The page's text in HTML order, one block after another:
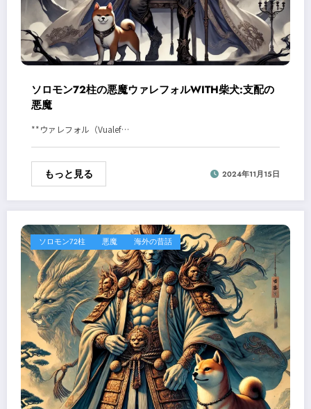
ソロモン72柱の悪魔ウァレフォルWITH柴犬:支配の
悪魔
**ウァレフォル（Vualef…
もっと見る 2024年11月15日
ソロモン72柱 悪魔 海外の昔話